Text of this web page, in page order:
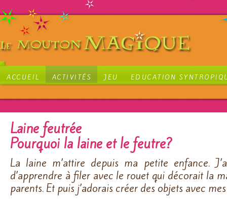
ACCUEIL ACTIVITÉS JEU EDUCATION
Laine feutrée
Pourquoi la laine et le feutre?
La laine m’attire depuis ma petite enfance.
d’apprendre à filer avec le rouet qui décorait la
parents. Et puis j’adorais créer des objets avec